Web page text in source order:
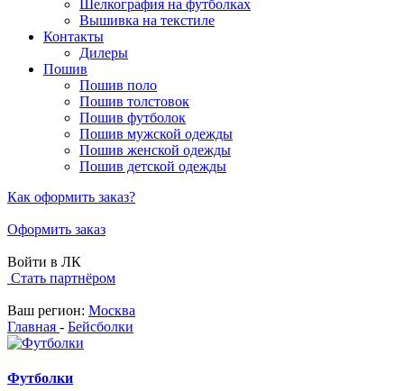
Шелкография на футболках
Вышивка на текстиле
Контакты
Дилеры
Пошив
Пошив поло
Пошив толстовок
Пошив футболок
Пошив мужской одежды
Пошив женской одежды
Пошив детской одежды
Как оформить заказ?
Оформить заказ
Войти в ЛК
Стать партнёром
Ваш регион: Москва
Главная - Бейсболки
Футболки